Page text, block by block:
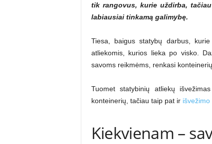
tik rangovus, kurie uždirba,
labiausiai tinkamą galimybę.
Tiesa, baigus statybų darbus,
atliekomis, kurios lieka po visko.
savoms reikmėms, renkasi
Tuomet statybinių atliekų
konteinerių, tačiau taip pat ir
Kiekvienam –